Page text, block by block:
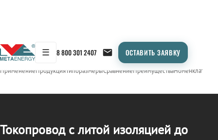
☰ 8 800 301 2407 ОСТАВИТЬ ЗАЯВКУ
← Продукция/ТОКОПРОВОД
ПрименениеПродукцияТипоразмерыСравнениеПреимуществаНоменклатура
Токопровод с литой изоляцией до